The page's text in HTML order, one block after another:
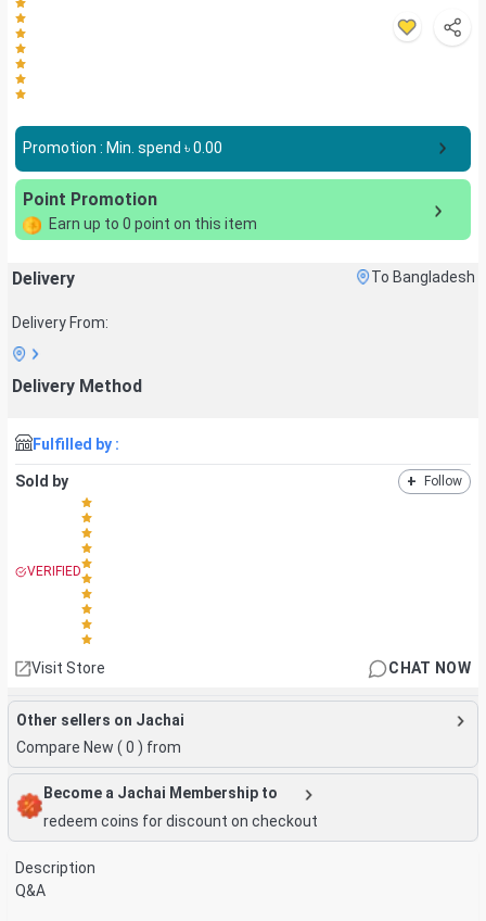
Promotion : Min. spend ৳0.00
Point Promotion
Earn up to 0 point on this item
Delivery To Bangladesh
Delivery From:
Delivery Method
Fulfilled by :
Sold by + Follow
VERIFIED
Visit Store CHAT NOW
Other sellers on Jachai
Compare New ( 0 ) from
Become a Jachai Membership to
redeem coins for discount on checkout
Description
Q&A